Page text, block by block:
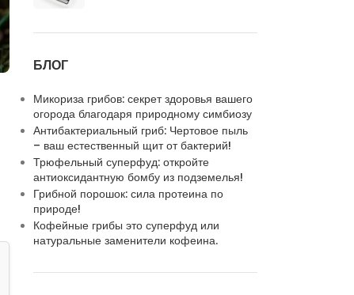
БЛОГ
Микориза грибов: секрет здоровья вашего
огорода благодаря природному симбиозу
Антибактериальный гриб: Чертовое пыль
– ваш естественный щит от бактерий!
Трюфельный суперфуд: откройте
антиоксидантную бомбу из подземелья!
Грибной порошок: сила протеина по
природе!
Кофейные грибы это суперфуд или
натуральные заменители кофеина.